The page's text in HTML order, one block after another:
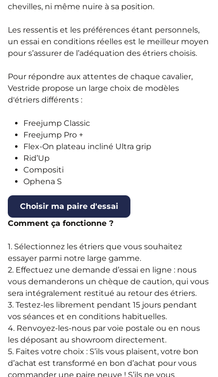
chevilles, ni même nuire à sa position.
Les ressentis et les préférences étant personnels,
un essai en conditions réelles est le meilleur moyen
pour s’assurer de l’adéquation des étriers choisis.
Pour répondre aux attentes de chaque cavalier,
Vestride propose un large choix de modèles
d'étriers différents :
Freejump Classic
Freejump Pro +
Flex-On plateau incliné Ultra grip
Rid’Up
Compositi
Ophena S
Choisir ma paire d'essai
Comment ça fonctionne ?
1. Sélectionnez les étriers que vous souhaitez
essayer parmi notre large gamme.
2. Effectuez une demande d’essai en ligne : nous
vous demanderons un chèque de caution, qui vous
sera intégralement restitué au retour des étriers.
3. Testez-les librement pendant 15 jours pendant
vos séances et en conditions habituelles.
4. Renvoyez-les-nous par voie postale ou en nous
les déposant au showroom directement.
5. Faites votre choix : S’ils vous plaisent, votre bon
d’achat est transformé en bon d’achat pour vous
commander une paire neuve ! S’ils ne vous